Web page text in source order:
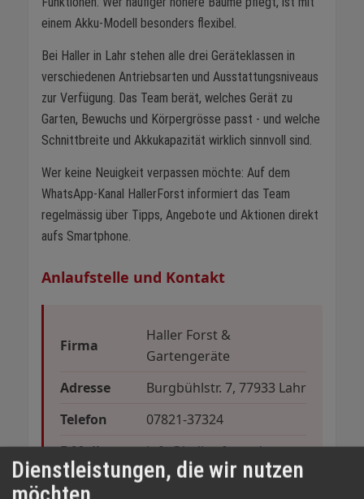
einem Akku-Modell besonders flexibel.
Bei Haller in Lahr stehen alle drei Geräteklassen in
verschiedenen Antriebsarten und Ausstattungsniveaus
zur Verfügung. Das Team berät, welches Gerät zu
Garten, Bewuchs und Körpergrösse passt - und welche
Schnittbreite und Akkukapazität wirklich sinnvoll sind.
Wer keine Neuigkeit verpassen möchte: Auf dem
WhatsApp-Kanal HallerForst informiert das Team
regelmässig über Tipps, Angebote und Aktionen direkt
aufs Smartphone.
Anlaufstelle und Kontakt
Firma
Haller Forst &
Gartengeräte
Adresse
Burgbühlstr. 7, 77933 Lahr
Telefon
07821-37324
E-Mail
info@haller-forst.de
Website
www.haller-forst.de
Dienstleistungen, die wir nutzen